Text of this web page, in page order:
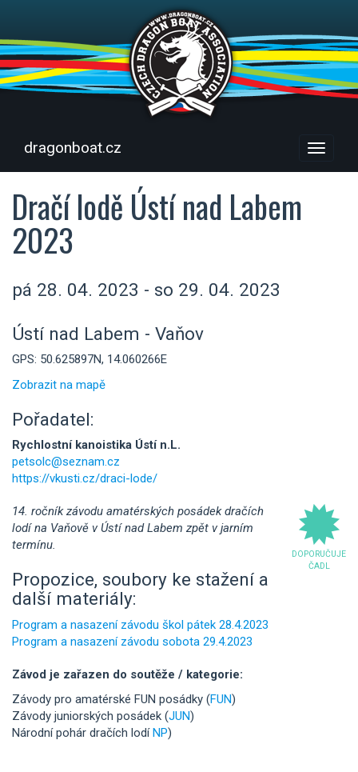
Menu
dragonboat.cz
Dračí lodě Ústí nad Labem
2023
pá 28. 04. 2023 - so 29. 04. 2023
Ústí nad Labem - Vaňov
GPS: 50.625897N, 14.060266E
Zobrazit na mapě
Pořadatel:
Rychlostní kanoistika Ústí n.L.
petsolc@seznam.cz
https://vkusti.cz/draci-lode/
DOPORUČUJE
ČADL
14. ročník závodu amatérských posádek dračích
lodí na Vaňově v Ústí nad Labem zpět v jarním
termínu.
Propozice, soubory ke stažení a
další materiály:
Program a nasazení závodu škol pátek 28.4.2023
Program a nasazení závodu sobota 29.4.2023
Závod je zařazen do soutěže / kategorie:
Závody pro amatérské FUN posádky (FUN)
Závody juniorských posádek (JUN)
Národní pohár dračích lodíNP)